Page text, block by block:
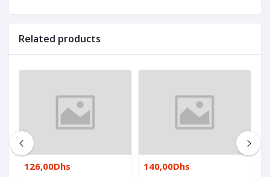
Related products
126,00Dhs 140,00Dhs